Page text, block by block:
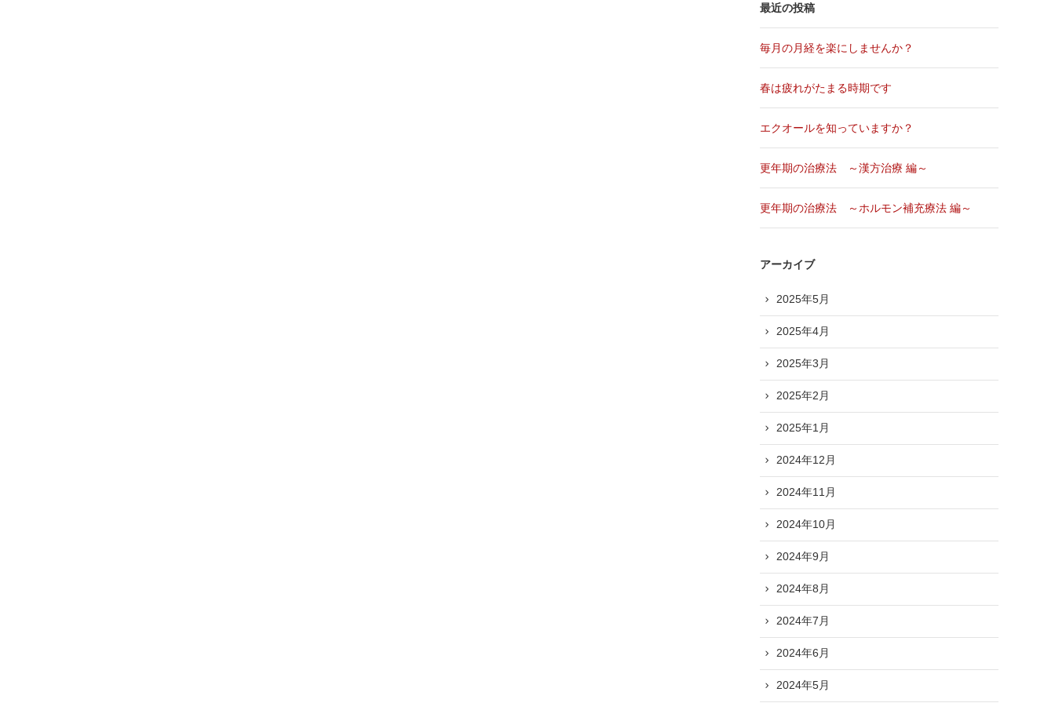
最近の投稿
毎月の月経を楽にしませんか？
春は疲れがたまる時期です
エクオールを知っていますか？
更年期の治療法 ～漢方治療 編～
更年期の治療法 ～ホルモン補充療法 編～
アーカイブ
2025年5月
2025年4月
2025年3月
2025年2月
2025年1月
2024年12月
2024年11月
2024年10月
2024年9月
2024年8月
2024年7月
2024年6月
2024年5月